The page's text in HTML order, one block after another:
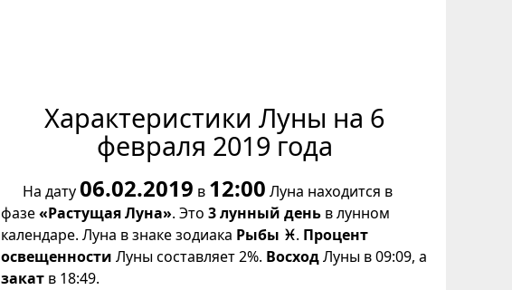
Характеристики Луны на 6
февраля 2019 года
На дату06.02.2019 в 12:00 Луна находится в
фазе«Растущая Луна». Это 3 лунный день в лунном
календаре. Луна в знаке зодиака Рыбы ♓. Процент
освещенности Луны составляет 2%. ВосходЛуны в 09:09, а
закат в 18:49.